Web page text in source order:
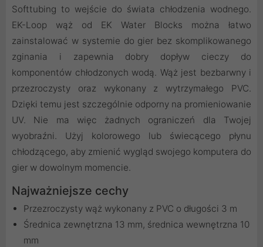
Softtubing to wejście do świata chłodzenia wodnego.
EK-Loop wąż od EK Water Blocks można łatwo
zainstalować w systemie do gier bez skomplikowanego
zginania i zapewnia dobry dopływ cieczy do
komponentów chłodzonych wodą. Wąż jest bezbarwny i
przezroczysty oraz wykonany z wytrzymałego PVC.
Dzięki temu jest szczególnie odporny na promieniowanie
UV. Nie ma więc żadnych ograniczeń dla Twojej
wyobraźni. Użyj kolorowego lub świecącego płynu
chłodzącego, aby zmienić wygląd swojego komputera do
gier w dowolnym momencie.
Najważniejsze cechy
Przezroczysty wąż wykonany z PVC o długości 3 m
Średnica zewnętrzna 13 mm, średnica wewnętrzna 10
mm